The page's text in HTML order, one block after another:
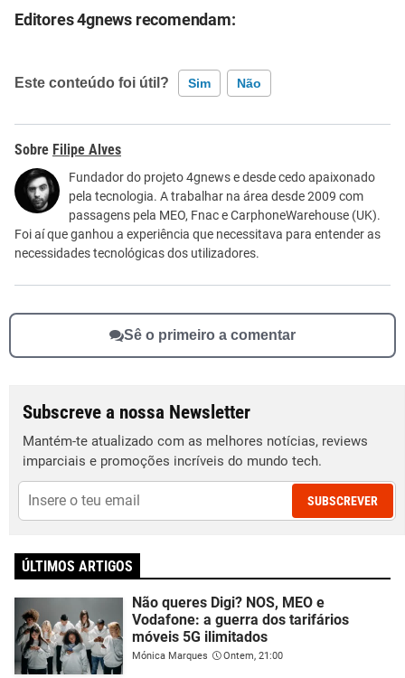
Editores 4gnews recomendam:
Este conteúdo foi útil? Sim Não
Este conteúdo contém informação incorreta
Este conteúdo não tem a informação que procuro
Outro
Filipe Alves
Fundador do projeto 4gnews e desde cedo apaixonado
pela tecnologia. A trabalhar na área desde 2009 com
passagens pela MEO, Fnac e CarphoneWarehouse (UK).
Foi aí que ganhou a experiência que necessitava para entender as
necessidades tecnológicas dos utilizadores.
Sê o primeiro a comentar
Subscreve a nossa Newsletter
Mantém-te atualizado com as melhores notícias, reviews
imparciais e promoções incríveis do mundo tech.
SUBSCREVER
ÚLTIMOS ARTIGOS
Não queres Digi? NOS, MEO e
Vodafone: a guerra dos tarifários
móveis 5G ilimitados
Mónica Marques Ontem, 21:00